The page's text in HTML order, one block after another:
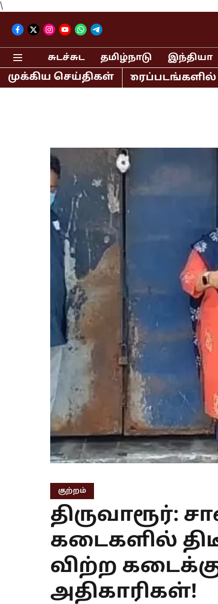
\
சுடச்சுட தமிழ்நாடு இந்தியா
முக்கிய செய்திகள்
உள்ளிட்ட திரைப்படங்களில் நடித்த
குற்றம்
திருவாரூர்:
கடைகளில்
விற்ற
அதிகாரிகள்!